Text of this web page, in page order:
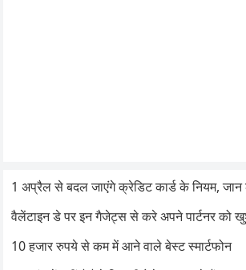
1 अप्रैल से बदल जाएंगे क्रेडिट कार्ड के नियम, जान
वैलेंटाइन डे पर इन गैजेट्स से करे अपने पार्टनर को
10 हजार रुपये से कम में आने वाले बेस्ट स्मार्टफोन